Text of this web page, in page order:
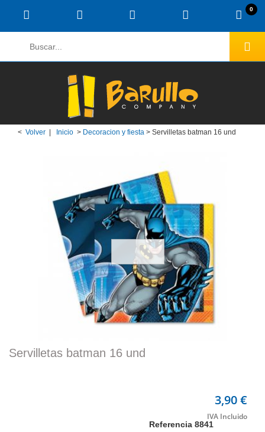
0
< Volver Inicio > Decoracion y fiesta > Servilletas batman 16 und
Servilletas batman 16 und
Referencia8841
3,90 €